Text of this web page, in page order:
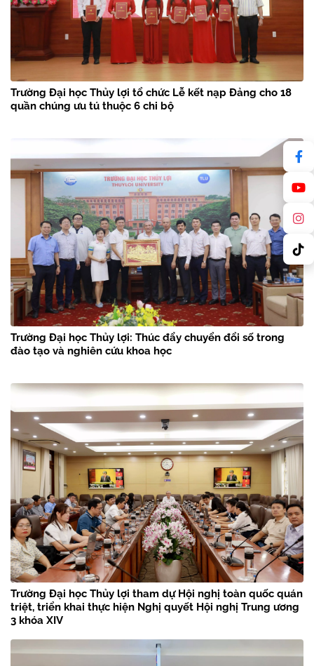
Trường Đại học Thủy lợi tổ chức Lễ kết nạp Đảng cho 18
quần chúng ưu tú thuộc 6 chi bộ
Trường Đại học Thủy lợi: Thúc đẩy chuyển đổi số trong
đào tạo và nghiên cứu khoa học
Trường Đại học Thủy lợi tham dự Hội nghị toàn quốc quán
triệt, triển khai thực hiện Nghị quyết Hội nghị Trung ương
3 khóa XIV